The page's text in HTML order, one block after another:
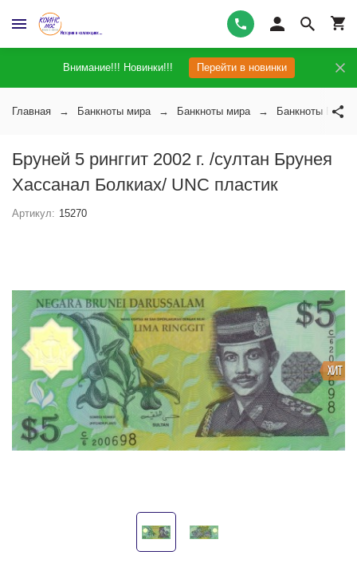
Внимание!!! Новинки!!! Перейти в новинки
Главная Банкноты мира Банкноты мира Банкноты
Бруней 5 ринггит 2002 г. /султан Брунея
Хассанал Болкиах/ UNC пластик
Артикул: 15270
ХИТ